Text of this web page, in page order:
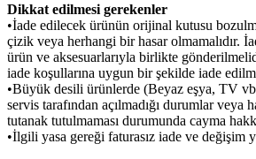
Dikkat edilmesi gerekenler
•İade edilecek ürünün orijinal kutusu
çizik veya herhangi bir hasar olmamalıdır.
ürün ve aksesuarlarıyla birlikte
iade koşullarına uygun bir şekilde iade
•Büyük desili ürünlerde (Beyaz eşya, TV
servis tarafından açılmadığı durumlar veya
tutanak tutulmaması durumunda cayma
•İlgili yasa gereği faturasız iade ve değişim